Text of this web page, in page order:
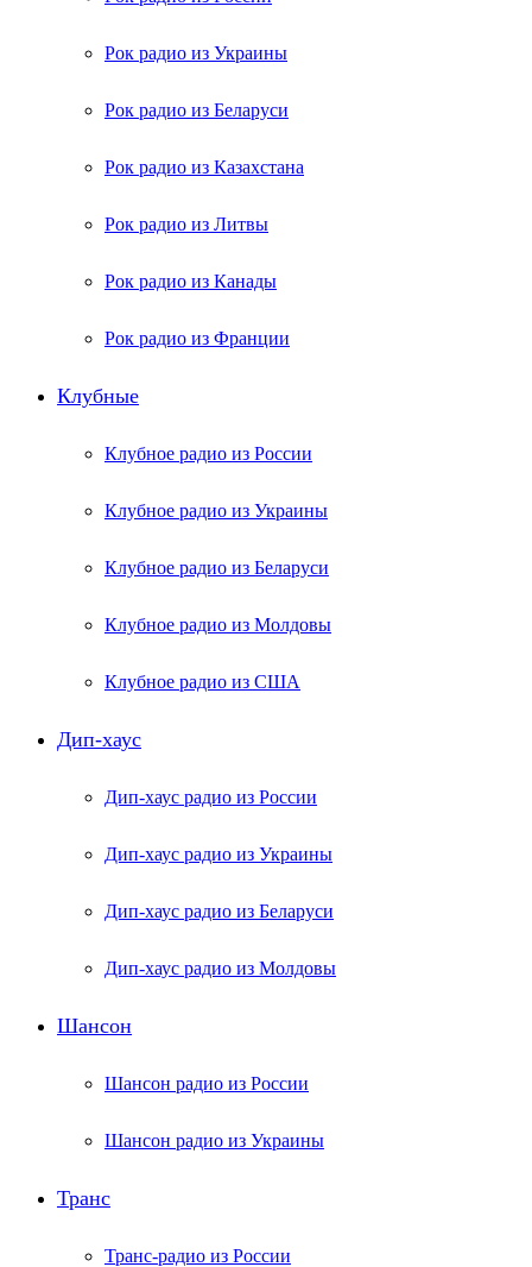
Рок радио из Украины
Рок радио из Беларуси
Рок радио из Казахстана
Рок радио из Литвы
Рок радио из Канады
Рок радио из Франции
Клубные
Клубное радио из России
Клубное радио из Украины
Клубное радио из Беларуси
Клубное радио из Молдовы
Клубное радио из США
Дип-хаус
Дип-хаус радио из России
Дип-хаус радио из Украины
Дип-хаус радио из Беларуси
Дип-хаус радио из Молдовы
Шансон
Шансон радио из России
Шансон радио из Украины
Транс
Транс-радио из России